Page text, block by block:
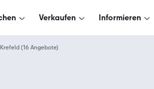
Verkaufen Informieren
Krefeld (16 Angebote)